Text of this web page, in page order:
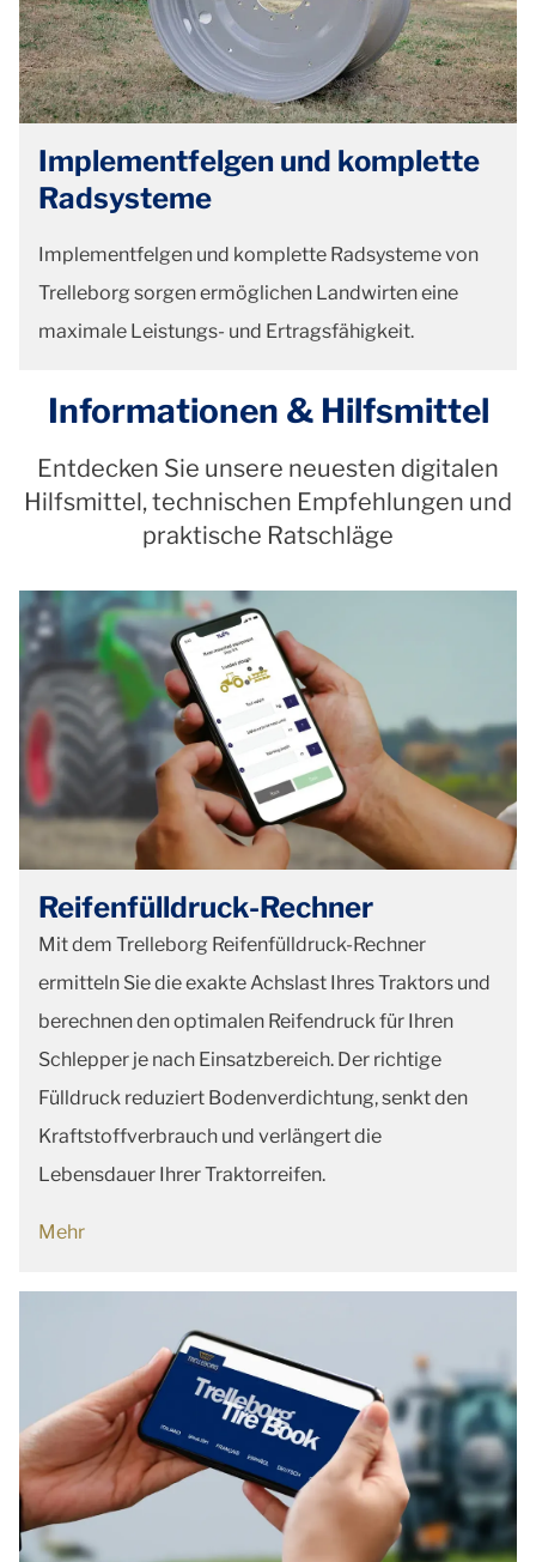
Implementfelgen und komplette
Radsysteme
Implementfelgen und komplette Radsysteme von
Trelleborg sorgen ermöglichen Landwirten eine
maximale Leistungs- und Ertragsfähigkeit.
Informationen & Hilfsmittel
Entdecken Sie unsere neuesten digitalen
Hilfsmittel, technischen Empfehlungen und
praktische Ratschläge
Reifenfülldruck-Rechner
Mit dem Trelleborg Reifenfülldruck-Rechner
ermitteln Sie die exakte Achslast Ihres Traktors und
berechnen den optimalen Reifendruck für Ihren
Schlepper je nach Einsatzbereich. Der richtige
Fülldruck reduziert Bodenverdichtung, senkt den
Kraftstoffverbrauch und verlängert die
Lebensdauer Ihrer Traktorreifen.
Mehr